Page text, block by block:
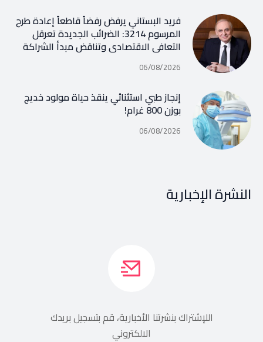
فريد البستاني يرفض رفضاً قاطعاً إعادة طرح
المرسوم 3214: الضرائب الجديدة تعرقل
التعافي الاقتصادي وتناقض مبدأ الشراكة
06/08/2026
إنجاز طبي استثنائي ينقذ حياة مولود خديج
بوزن 800 غرام!
06/08/2026
النشرة الإخبارية
اللإشتراك بنشرتنا الأخبارية، قم بتسجيل بريدك
الالكتروني